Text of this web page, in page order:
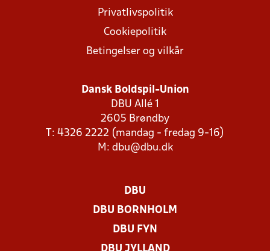
Privatlivspolitik
Cookiepolitik
Betingelser og vilkår
Dansk Boldspil-Union
DBU Allé 1
2605 Brøndby
T: 4326 2222 (mandag - fredag 9-16)
M: dbu@dbu.dk
DBU
DBU BORNHOLM
DBU FYN